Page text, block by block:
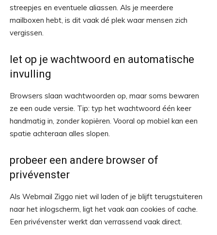
streepjes en eventuele aliassen. Als je meerdere
mailboxen hebt, is dit vaak dé plek waar mensen zich
vergissen.
let op je wachtwoord en automatische
invulling
Browsers slaan wachtwoorden op, maar soms bewaren
ze een oude versie. Tip: typ het wachtwoord één keer
handmatig in, zonder kopiëren. Vooral op mobiel kan een
spatie achteraan alles slopen.
probeer een andere browser of
privévenster
Als Webmail Ziggo niet wil laden of je blijft terugstuiteren
naar het inlogscherm, ligt het vaak aan cookies of cache.
Een privévenster werkt dan verrassend vaak direct.